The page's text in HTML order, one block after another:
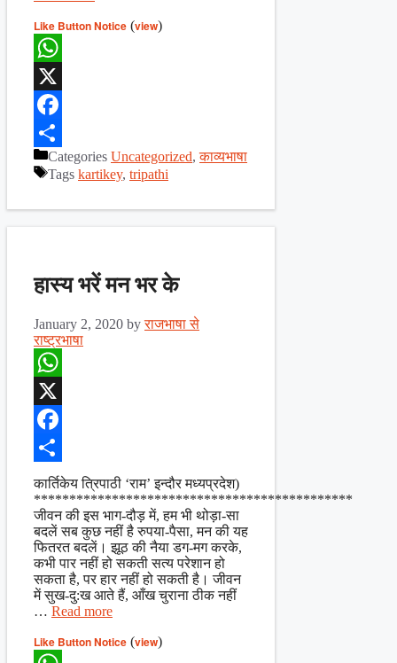
Like Button Notice (view)
WhatsApp
X
Facebook
ShareCategories Uncategorized,काव्यभाषा
Tags kartikey, tripathi
हास्य भरें मन भर के
January 2, 2020 byराजभाषा से
राष्ट्रभाषा
WhatsApp
X
Facebook
Share
कार्तिकेय त्रिपाठी ‘राम’ इन्दौर मध्यप्रदेश)
*********************************************
जीवन की इस भाग-दौड़ में, हम भी थोड़ा-सा
बदलें सब कुछ नहीं है रुपया-पैसा, मन की यह
फितरत बदलें। झूठ की नैया डग-मग करके,
कभी पार नहीं हो सकती सत्य परेशान हो
सकता है, पर हार नहीं हो सकती है। जीवन
में सुख-दु:ख आते हैं, आँख चुराना ठीक नहीं
… Read more
Like Button Notice (view)